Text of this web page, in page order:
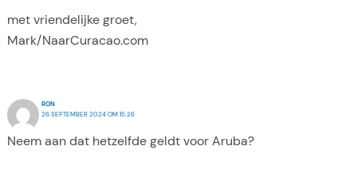
met vriendelijke groet,
Mark/NaarCuracao.com
RON
26 SEPTEMBER 2024 OM 15:26
Neem aan dat hetzelfde geldt voor Aruba?